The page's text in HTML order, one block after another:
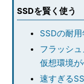
SSDを賢く使う
SSDの耐
フラッシ
仮想環境
速すぎる